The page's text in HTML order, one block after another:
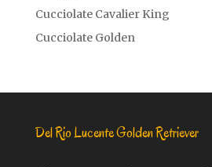
Cucciolate Cavalier King
Cucciolate Golden
Del Rio Lucente Golden Retriever